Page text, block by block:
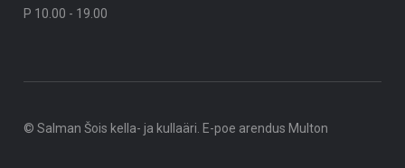
P 10.00 - 19.00
© Salman Šois kella- ja kullaäri. E-poe arendus Multon